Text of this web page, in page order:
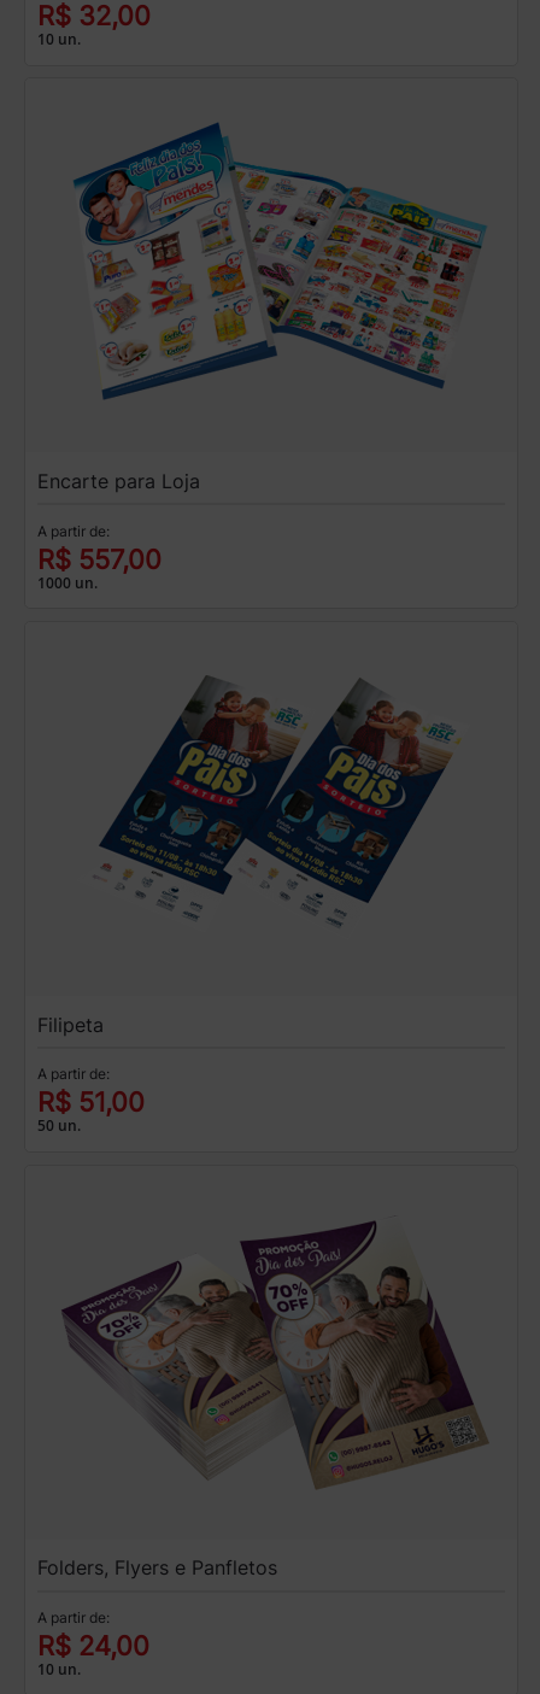
R$ 32,00
10 un.
Encarte para Loja
A partir de:
R$ 557,00
1000 un.
Filipeta
A partir de:
R$ 51,00
50 un.
Folders, Flyers e Panfletos
A partir de:
R$ 24,00
10 un.